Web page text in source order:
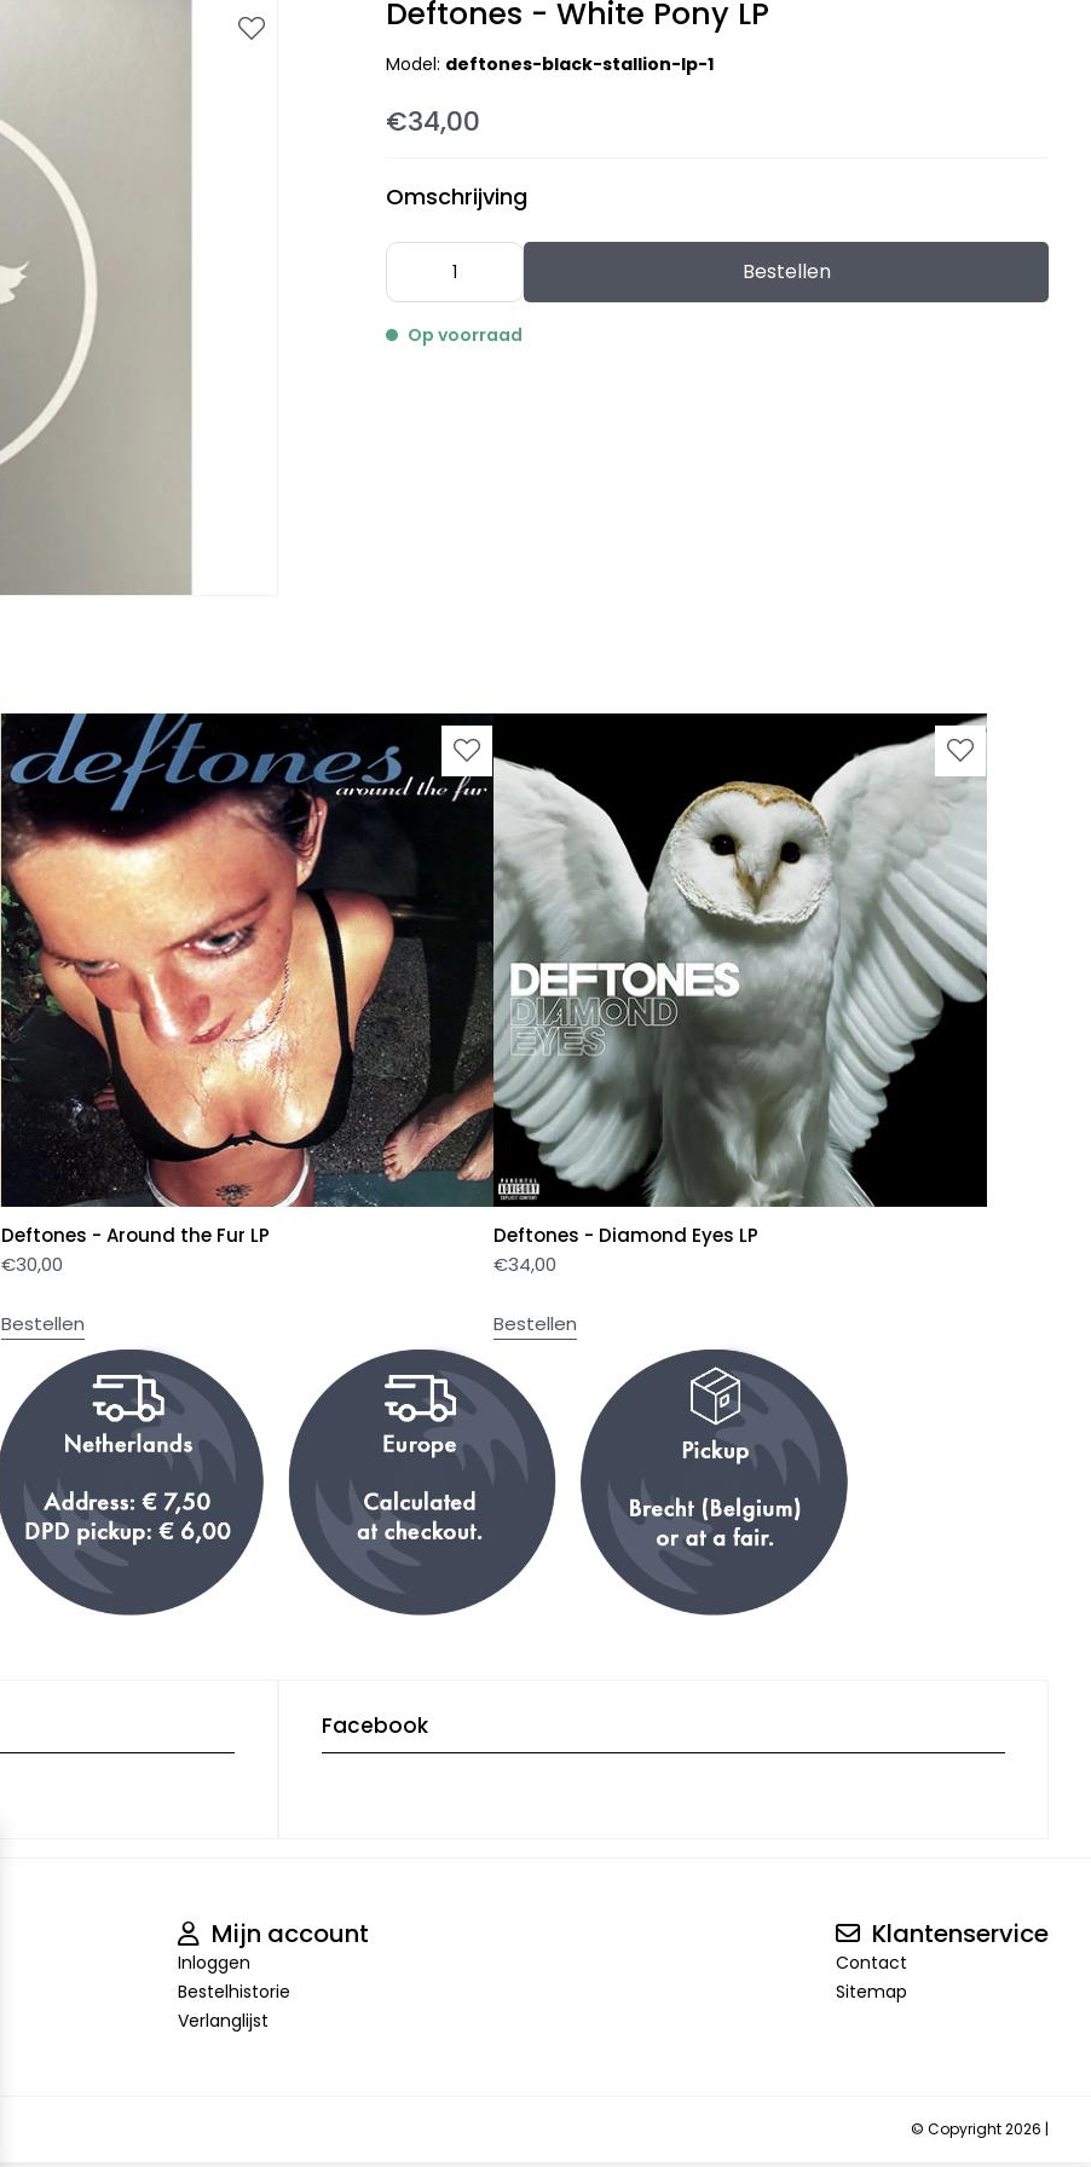
Deftones - White Pony LP
Model: deftones-black-stallion-lp-1
€34,00
Omschrijving
Bestellen
Op voorraad
Deftones - Around the Fur LP
€30,00
Bestellen
Deftones - Diamond Eyes LP
€34,00
Bestellen
Facebook
Mijn account
Inloggen
Bestelhistorie
Verlanglijst
Klantenservice
Contact
Sitemap
© Copyright 2026 |